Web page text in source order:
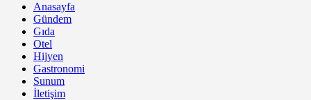
Anasayfa
Gündem
Gıda
Otel
Hijyen
Gastronomi
Sunum
İletişim